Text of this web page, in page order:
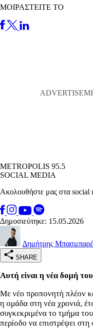
ΜΟΙΡΑΣΤΕΙΤΕ ΤΟ
METROPOLIS 95.5
SOCIAL MEDIA
Ακολουθήστε μας στα social
Δημοσιεύτηκε: 15.05.2026
Δημήτρης
SHARE
Αυτή είναι η νέα δομή
Με νέο προπονητή πλέον
η ομάδα στη νέα χρονιά,
συγκεκριμένα το τμήμα
περίοδο να επιστρέψει